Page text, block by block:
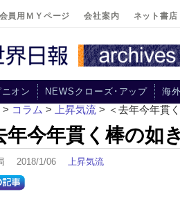
会員用ＭＹページ 会社案内 ネット書店
オン NEWSクローズ･アップ 海
> コラム > 上昇気流 > ＜去年今年貫
年今年貫く棒の如
2018/1/06 上昇気流